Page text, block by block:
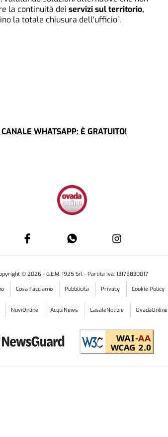
la continuità dei servizi sul territorio,
la totale chiusura dell’ufficio”.
WHATSAPP: È GRATUITO!
© 2026 - G.E.M. 1925 Srl - Partita iva: 13178830017
Cosa Facciamo Pubblicità Privacy Cookie Policy
NoviOnline AcquiNews CasaleNotizie OvadaOnline